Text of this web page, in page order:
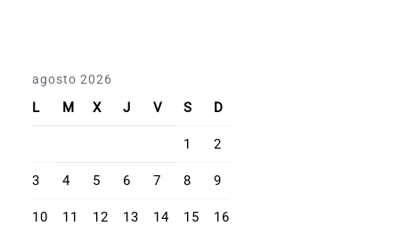
agosto 2026
L M X J V S D
1 2
3 4 5 6 7 8 9
10 11 12 13 14 15 16